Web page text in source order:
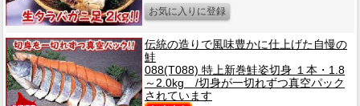
伝統の造りで風味豊かに仕上げた自慢の
鮭
088(T088) 特上新巻鮭姿切身 １本・1.8
～2.0kg /切身が一切れずつ真空パック
されています